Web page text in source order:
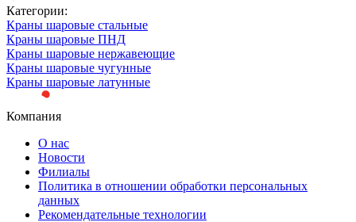
Категории:
Краны шаровые стальные
Краны шаровые ПНД
Краны шаровые нержавеющие
Краны шаровые чугунные
Краны шаровые латунные
Компания
О нас
Новости
Филиалы
Политика в отношении обработки персональных
данных
Рекомендательные технологии